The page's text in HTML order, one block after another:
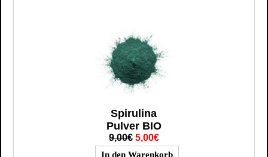
Spirulina
Pulver BIO
9,00€ 5,00€